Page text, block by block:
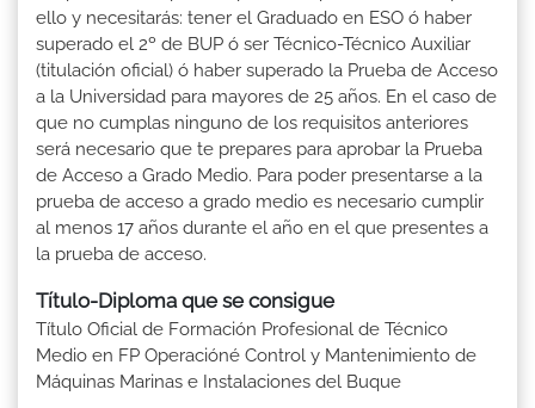
ello y necesitarás: tener el Graduado en ESO ó haber
superado el 2º de BUP ó ser Técnico-Técnico Auxiliar
(titulación oficial) ó haber superado la Prueba de Acceso
a la Universidad para mayores de 25 años. En el caso de
que no cumplas ninguno de los requisitos anteriores
será necesario que te prepares para aprobar la Prueba
de Acceso a Grado Medio. Para poder presentarse a la
prueba de acceso a grado medio es necesario cumplir
al menos 17 años durante el año en el que presentes a
la prueba de acceso.
Título-Diploma que se consigue
Título Oficial de Formación Profesional de Técnico
Medio en FP Operacióné Control y Mantenimiento de
Máquinas Marinas e Instalaciones del Buque